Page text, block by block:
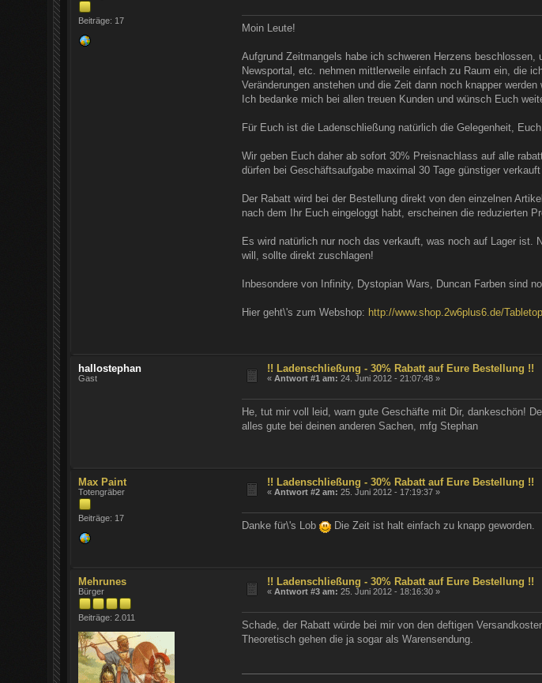
Beiträge: 17
Moin Leute!
Aufgrund Zeitmangels habe ich schweren Herzens beschlossen,
Newsportal, etc. nehmen mittlerweile einfach zu Raum ein, die
Veränderungen anstehen und die Zeit dann noch knapper werden
Ich bedanke mich bei allen treuen Kunden und wünsch Euch
Für Euch ist die Ladenschließung natürlich die Gelegenheit,
Wir geben Euch daher ab sofort 30% Preisnachlass auf alle
dürfen bei Geschäftsaufgabe maximal 30 Tage günstiger
Der Rabatt wird bei der Bestellung direkt von den einzelnen
nach dem Ihr Euch eingeloggt habt, erscheinen die reduzierten
Es wird natürlich nur noch das verkauft, was noch auf Lager
will, sollte direkt zuschlagen!
Inbesondere von Infinity, Dystopian Wars, Duncan Farben sind
Hier geht\'s zum Webshop: http://www.shop.2w6plus6.de/
hallostephan
Gast
!! Ladenschließung - 30% Rabatt auf Eure Bestellung !!
«Antwort #1 am: 24. Juni 2012 - 21:07:48 »
He, tut mir voll leid, warn gute Geschäfte mit Dir, dankeschön!
alles gute bei deinen anderen Sachen, mfg Stephan
Max Paint
Totengräber
Beiträge: 17
!! Ladenschließung - 30% Rabatt auf Eure Bestellung !!
«Antwort #2 am: 25. Juni 2012 - 17:19:37 »
Danke für\'s Lob Die Zeit ist halt einfach zu knapp geworden.
Mehrunes
Bürger
Beiträge: 2.011
!! Ladenschließung - 30% Rabatt auf Eure Bestellung !!
«Antwort #3 am: 25. Juni 2012 - 18:16:30 »
Schade, der Rabatt würde bei mir von den deftigen
Theoretisch gehen die ja sogar als Warensendung.